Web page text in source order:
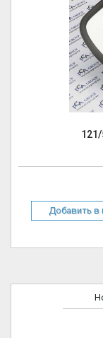
Добавить в